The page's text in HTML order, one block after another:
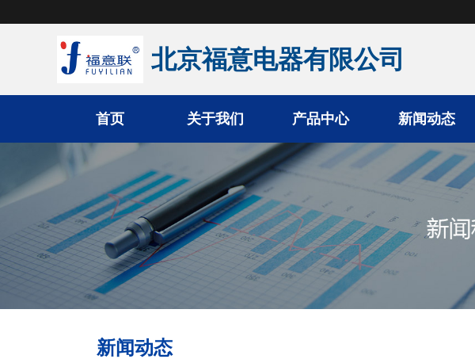
北京福意电器有限公司
首页 关于我们 产品中心 新闻动态
新闻动态
手术室恒温箱
医用液体加温柜
医用加温箱
医用冷藏柜